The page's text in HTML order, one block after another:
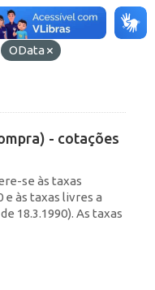
diárias
OData
- cotações
se às taxas
às taxas livres a
18.3.1990). As taxas